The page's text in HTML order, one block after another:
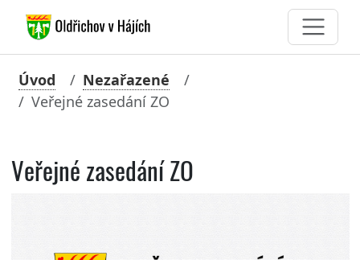
Úvod
Nezařazené
Veřejné zasedání ZO
Veřejné zasedání ZO